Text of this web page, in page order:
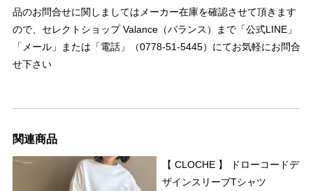
品のお問合せに関しましてはメーカー在庫を確認させて頂きます
ので、セレクトショップ Valance（バランス）まで「公式LINE」
「メール」または「電話」（0778-51-5445）にてお気軽にお問合
せ下さい
関連商品
【 CLOCHE 】 ドローコードデ
ザインスリーブTシャツ